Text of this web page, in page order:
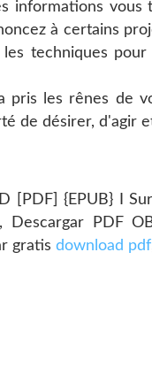
informations
à certains
techniques
pris les rênes de
de désirer, d'agir
[PDF] {EPUB} I
, Descargar PDF
gratis download pdf